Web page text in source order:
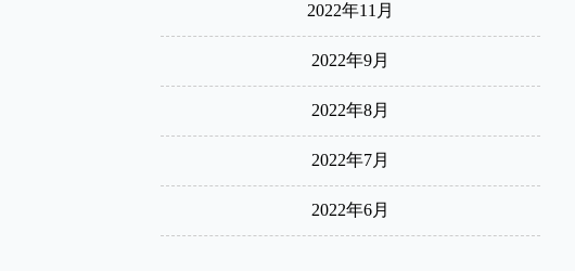
2022年11月
2022年9月
2022年8月
2022年7月
2022年6月